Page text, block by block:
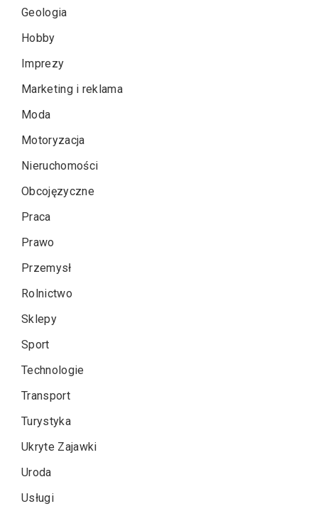
Geologia
Hobby
Imprezy
Marketing i reklama
Moda
Motoryzacja
Nieruchomości
Obcojęzyczne
Praca
Prawo
Przemysł
Rolnictwo
Sklepy
Sport
Technologie
Transport
Turystyka
Ukryte Zajawki
Uroda
Usługi